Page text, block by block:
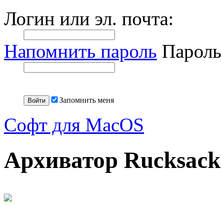
Логин или эл. почта:
Напомнить пароль
Запомнить меня
Софт для MacOS
Архиватор